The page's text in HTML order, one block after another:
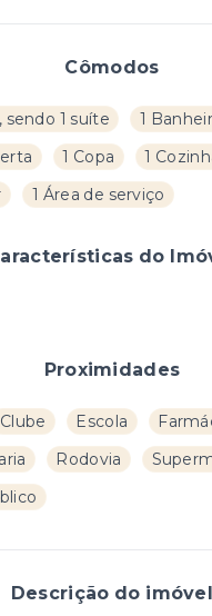
Cômodos
1 suíte 1
1 Copa
1
1 Área de serviço
do
Proximidades
Clube Escola
Rodovia
Descrição do imóvel